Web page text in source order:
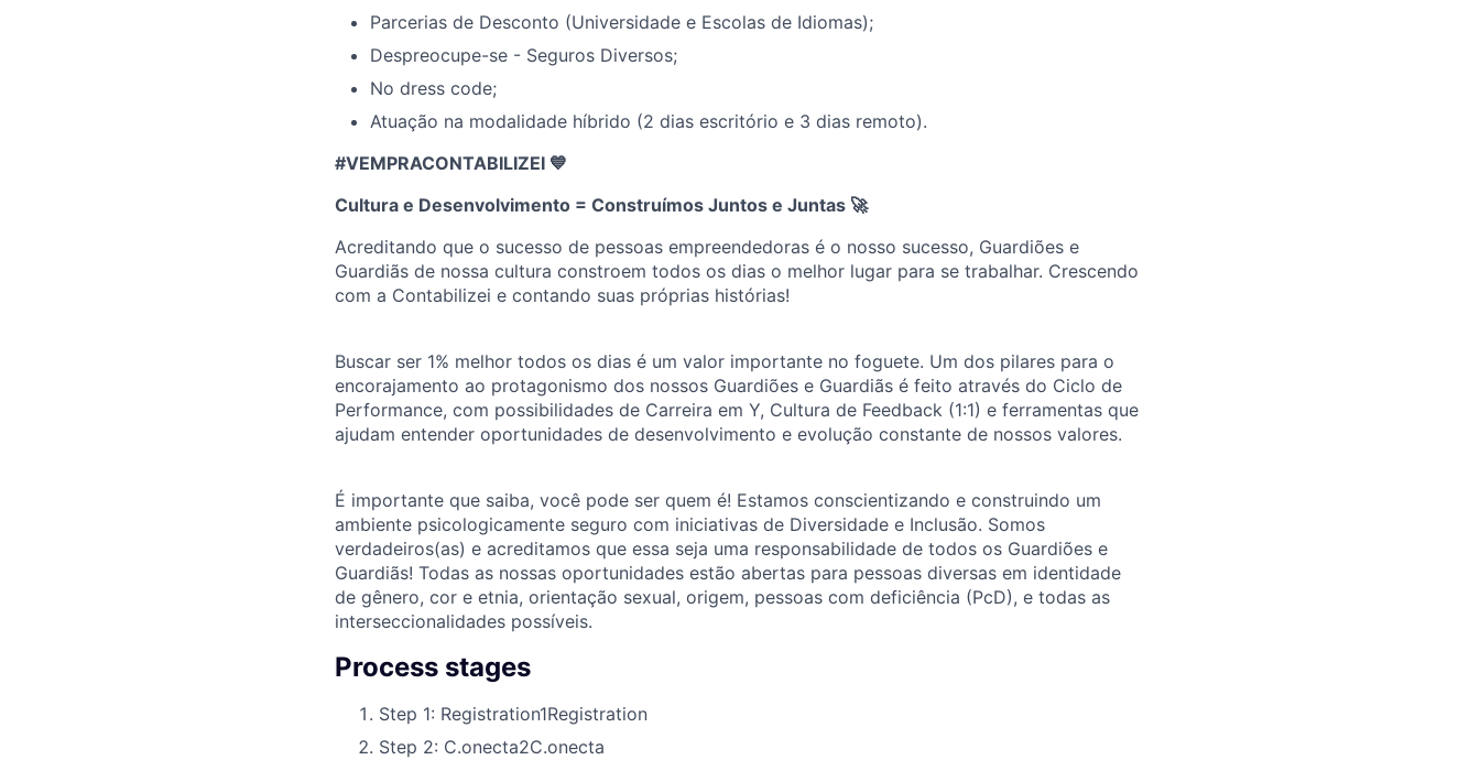
Parcerias de Desconto (Universidade e Escolas de Idiomas);
Despreocupe-se - Seguros Diversos;
No dress code;
Atuação na modalidade híbrido (2 dias escritório e 3 dias remoto).
#VEMPRACONTABILIZEI 💙
Cultura e Desenvolvimento = Construímos Juntos e Juntas 🚀
Acreditando que o sucesso de pessoas empreendedoras é o nosso sucesso, Guardiões e
Guardiãs de nossa cultura constroem todos os dias o melhor lugar para se trabalhar. Crescendo
com a Contabilizei e contando suas próprias histórias!
Buscar ser 1% melhor todos os dias é um valor importante no foguete. Um dos pilares para o
encorajamento ao protagonismo dos nossos Guardiões e Guardiãs é feito através do Ciclo de
Performance, com possibilidades de Carreira em Y, Cultura de Feedback (1:1) e ferramentas que
ajudam entender oportunidades de desenvolvimento e evolução constante de nossos valores.
É importante que saiba, você pode ser quem é! Estamos conscientizando e construindo um
ambiente psicologicamente seguro com iniciativas de Diversidade e Inclusão. Somos
verdadeiros(as) e acreditamos que essa seja uma responsabilidade de todos os Guardiões e
Guardiãs! Todas as nossas oportunidades estão abertas para pessoas diversas em identidade
de gênero, cor e etnia, orientação sexual, origem, pessoas com deficiência (PcD), e todas as
interseccionalidades possíveis.
Process stages
Step 1: Registration1Registration
Step 2: C.onecta2C.onecta